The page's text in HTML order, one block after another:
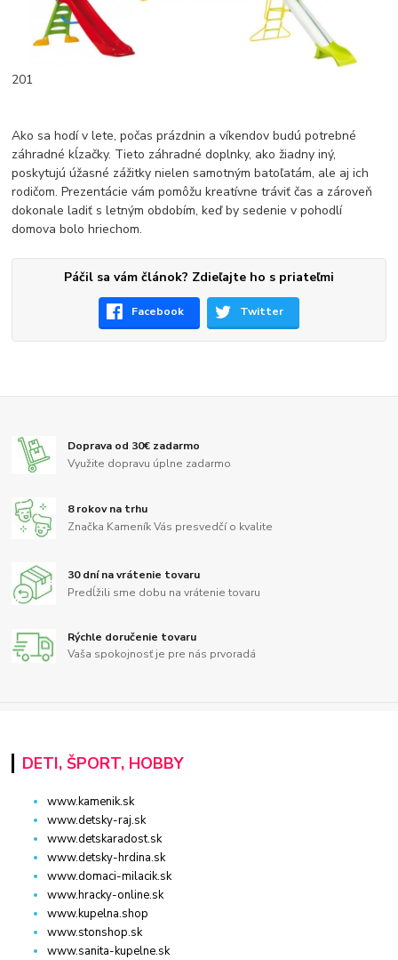
201
Ako sa hodí v lete, počas prázdnin a víkendov budú potrebné
záhradné kĺzačky. Tieto záhradné doplnky, ako žiadny iný,
poskytujú úžasné zážitky nielen samotným batoľatám, ale aj ich
rodičom. Prezentácie vám pomôžu kreatívne tráviť čas a zároveň
dokonale ladiť s letným obdobím, keď by sedenie v pohodlí
domova bolo hriechom.
Páčil sa vám článok? Zdieľajte ho s priateľmi
Facebook Twitter
Doprava od 30€ zadarmo
Využite dopravu úplne zadarmo
8 rokov na trhu
Značka Kameník Vás presvedčí o kvalite
30 dní na vrátenie tovaru
Predĺžili sme dobu na vrátenie tovaru
Rýchle doručenie tovaru
Vaša spokojnosť je pre nás prvoradá
DETI, ŠPORT, HOBBY
www.kamenik.sk
www.detsky-raj.sk
www.detskaradost.sk
www.detsky-hrdina.sk
www.domaci-milacik.sk
www.hracky-online.sk
www.kupelna.shop
www.stonshop.sk
www.sanita-kupelne.sk